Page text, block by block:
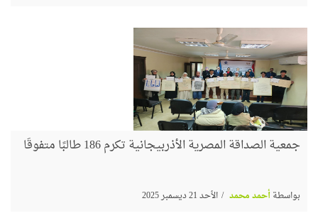
جمعية الصداقة المصرية الأذربيجانية تكرم 186 طالبًا متفوقًا
بواسطةأحمد محمد الأحد 21 ديسمبر 2025